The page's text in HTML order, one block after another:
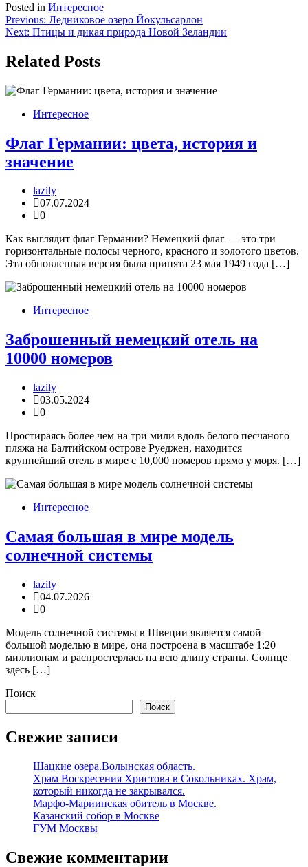
Posted in Интересное
Навигация
по
записям
Previous: Ледниковое озеро Йокульсарлон
Next: Птицы и дикая природа Новой Зеландии
Related Posts
Интересное
Флаг Германии: цвета, история и
значение
lazily
07.07.2024
0
Как выглядит флаг Германии? Немецкий флаг — это три
горизонтальные полосы черного, красного и золотого цветов.
Эта обновленная версия была принята 23 мая 1949 года […]
Интересное
Заброшенный немецкий отель на
10000 номеров
lazily
03.05.2024
0
Простираясь более чем на три мили вдоль белого песчаного
пляжа на Балтийском острове Руеджен, находится
крупнейший отель в мире с 10,000 номеров прямо у моря. […]
Интересное
Самая большая в мире модель
солнечной системы
lazily
04.07.2026
0
Модель солнечной системы в Швеции является самой
большой моделью в мире, она построена в масштабе 1:20
миллионам и распростерлась на всю длину страны. Солнце
здесь […]
Поиск
Поиск
Свежие записи
Шацкие озера.Волынская область.
Храм Воскресения Христова в Сокольниках. Храм,
который никогда не закрывался.
Марфо-Мариинская обитель в Москве.
Казанский собор в Москве
ГУМ Москвы
Свежие комментарии